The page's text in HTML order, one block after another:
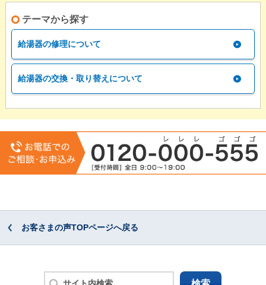
テーマから探す
給湯器の修理について
給湯器の交換・取り替えについて
お客さまの声TOPページへ戻る